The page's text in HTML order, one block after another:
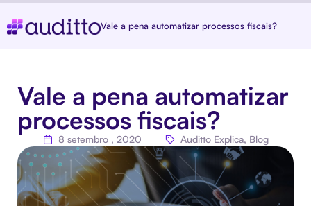
Vale a pena automatizar processos fiscais?
Vale a pena automatizar
processos fiscais?
8 setembro , 2020 Auditto Explica, Blog